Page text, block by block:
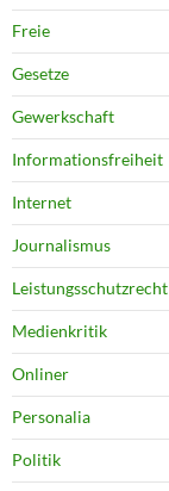
Freie
Gesetze
Gewerkschaft
Informationsfreiheit
Internet
Journalismus
Leistungsschutzrecht
Medienkritik
Onliner
Personalia
Politik